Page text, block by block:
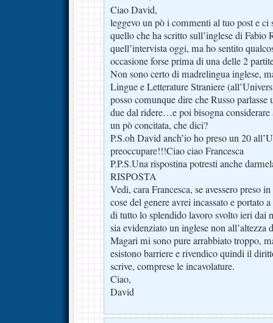
Ciao David,
leggevo un pò i commenti al tuo post e ci
quello che ha scritto sull’inglese di Fabio
quell’intervista oggi, ma ho sentito
occasione forse prima di una delle 2
Non sono certo di madrelingua inglese,
Lingue e Letterature Straniere
posso comunque dire che Russo parlasse
due dal ridere…e poi bisogna considerare
un pò concitata, che dici?
P.S.oh David anch’io ho preso un 20
preoccupare!!!Ciao ciao Francesca
P.P.S.Una rispostina potresti anche
RISPOSTA
Vedi, cara Francesca, se avessero preso
cose del genere avrei incassato e portato
di tutto lo splendido lavoro svolto ieri dai
sia evidenziato un inglese non all’altezza
Magari mi sono pure arrabbiato troppo,
esistono barriere e rivendico quindi il
scrive, comprese le incavolature.
Ciao,
David